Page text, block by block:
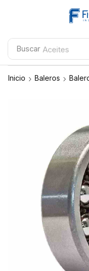
Buscar Aceites
Inicio Baleros